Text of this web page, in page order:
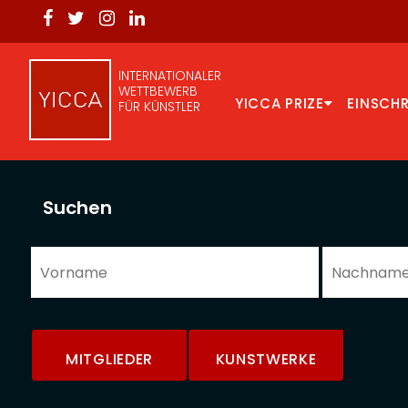
INTERNATIONALER
WETTBEWERB
FÜR KÜNSTLER
YICCA PRIZE
Suchen
MITGLIEDER KUNSTWERKE